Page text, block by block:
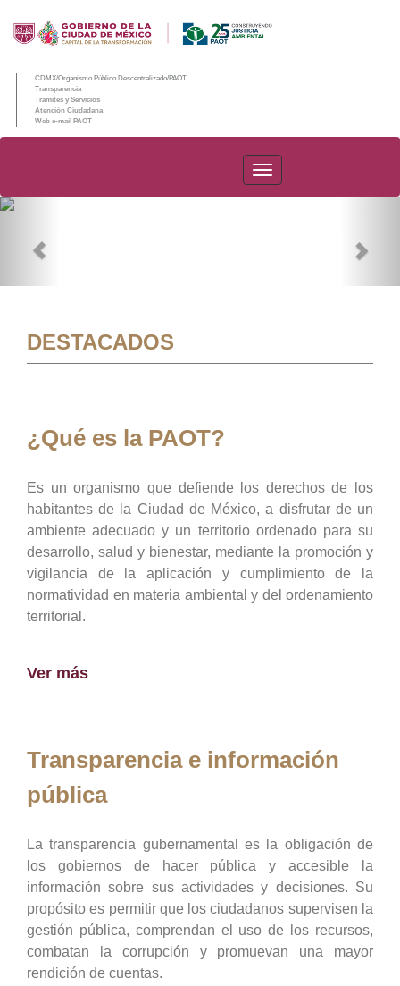
CDMX/Organismo Público Descentralizado/PAOT
Transparencia
Trámites y Servicios
Atención Ciudadana
Web e-mail PAOT
PAOT
DESTACADOS
¿Qué es la PAOT?
Es un organismo que defiende los derechos de los
habitantes de la Ciudad de México, a disfrutar de un
ambiente adecuado y un territorio ordenado para su
desarrollo, salud y bienestar, mediante la promoción y
vigilancia de la aplicación y cumplimiento de la
normatividad en materia ambiental y del ordenamiento
territorial.
Ver más
Transparencia e información
pública
La transparencia gubernamental es la obligación de
los gobiernos de hacer pública y accesible la
información sobre sus actividades y decisiones. Su
propósito es permitir que los ciudadanos supervisen la
gestión pública, comprendan el uso de los recursos,
combatan la corrupción y promuevan una mayor
rendición de cuentas.